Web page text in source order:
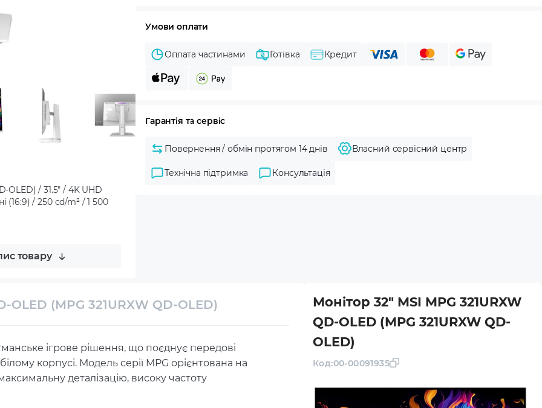
OLED) / 31.5" / 4K UHD
/ 250 cd/m² / 1 500
товару
Умови оплати
Оплата частинами Готівка Кредит
Гарантія та сервіс
Повернення / обмін протягом 14 днів Власний сервісний центр
Технічна підтримка Консультація
OLED (MPG 321URXW QD-OLED)
ігрове рішення, що поєднує передові
корпусі. Модель серії MPG орієнтована на
деталізацію, високу частоту
Монітор 32" MSI MPG 321URXW
QD-OLED (MPG 321URXW QD-
OLED)
Код:00-00091935